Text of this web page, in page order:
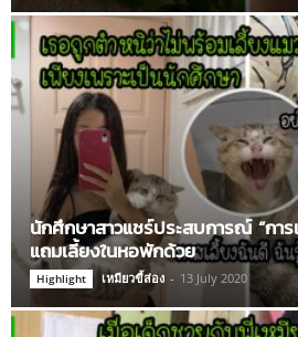
นักศึกษาสาวแชร์ประสบการณ์ “การ
แถมเลี้ยงในหอพักด้วย
Highlight เหมียวขี้ส่อง - 13 July 2020